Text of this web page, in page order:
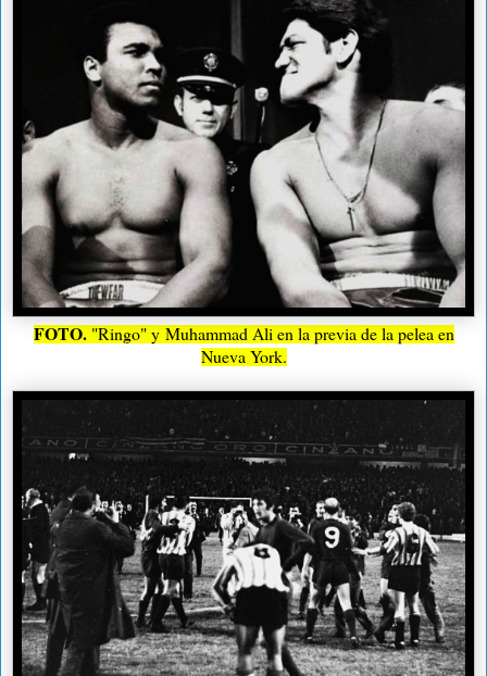
FOTO."Ringo" y Muhammad Ali en la previa de la pelea en
Nueva York.